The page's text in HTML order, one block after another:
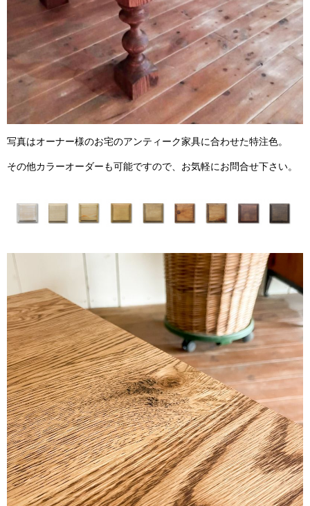
写真はオーナー様のお宅のアンティーク家具に合わせた特注色。
その他カラーオーダーも可能ですので、お気軽にお問合せ下さい。